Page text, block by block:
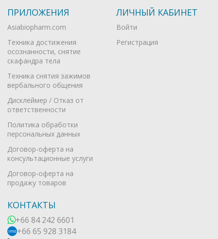
ПРИЛОЖЕНИЯ
Asiabiopharm.com
Техника достижения
осознанности, снятие
скафандра тела
Техника снятия зажимов
вербального общения
Дисклеймер / Отказ от
ответственности
Политика обработки
персональных данных
Договор-оферта на
консультационные услуги
Договор-оферта на
продажу товаров
ЛИЧНЫЙ КАБИНЕТ
Войти
Регистрация
КОНТАКТЫ
+66 84 242 6601
imo +66 65 928 3184